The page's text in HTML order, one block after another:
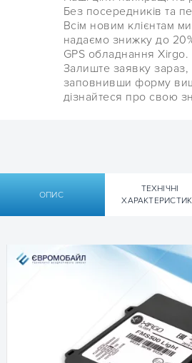
Без посередників та
Всім новим клієнтам ми
надаємо знижку до
GPS обладнання Xirgo.
Залиште заявку зараз,
заповнивши форму
дізнайтеся про свою
ОПИС
ТЕХНІЧНІ
Технічні
Автомобільний GPS-трекер
1-Wire
4х цифрових
лічильник,
Документація
Технічна
FMS500
▹ Посібник користувача User